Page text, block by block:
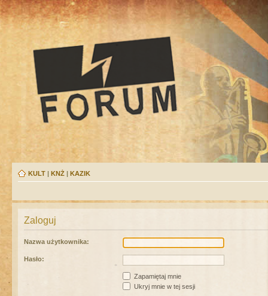
KULT | KNŻ | KAZIK
Zaloguj
Nazwa użytkownika:
Hasło:
Zapamiętaj mnie
Ukryj mnie w tej sesji